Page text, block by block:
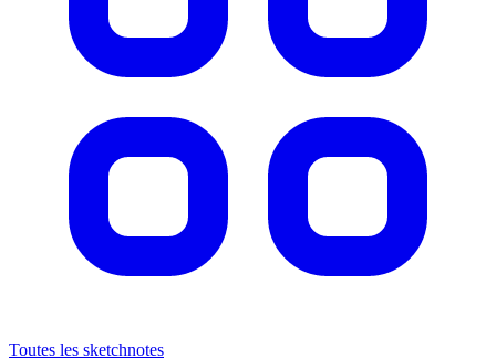
Toutes les sketchnotes